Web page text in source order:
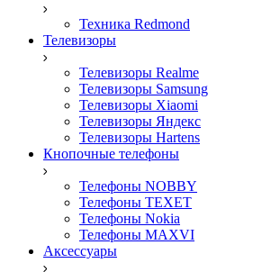
Техника Redmond
Телевизоры
Телевизоры Realme
Телевизоры Samsung
Телевизоры Xiaomi
Телевизоры Яндекс
Телевизоры Hartens
Кнопочные телефоны
Телефоны NOBBY
Телефоны TEXET
Телефоны Nokia
Телефоны MAXVI
Аксессуары